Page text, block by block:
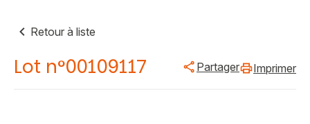
Retour à liste
Lot n°00109117 Partager Imprimer